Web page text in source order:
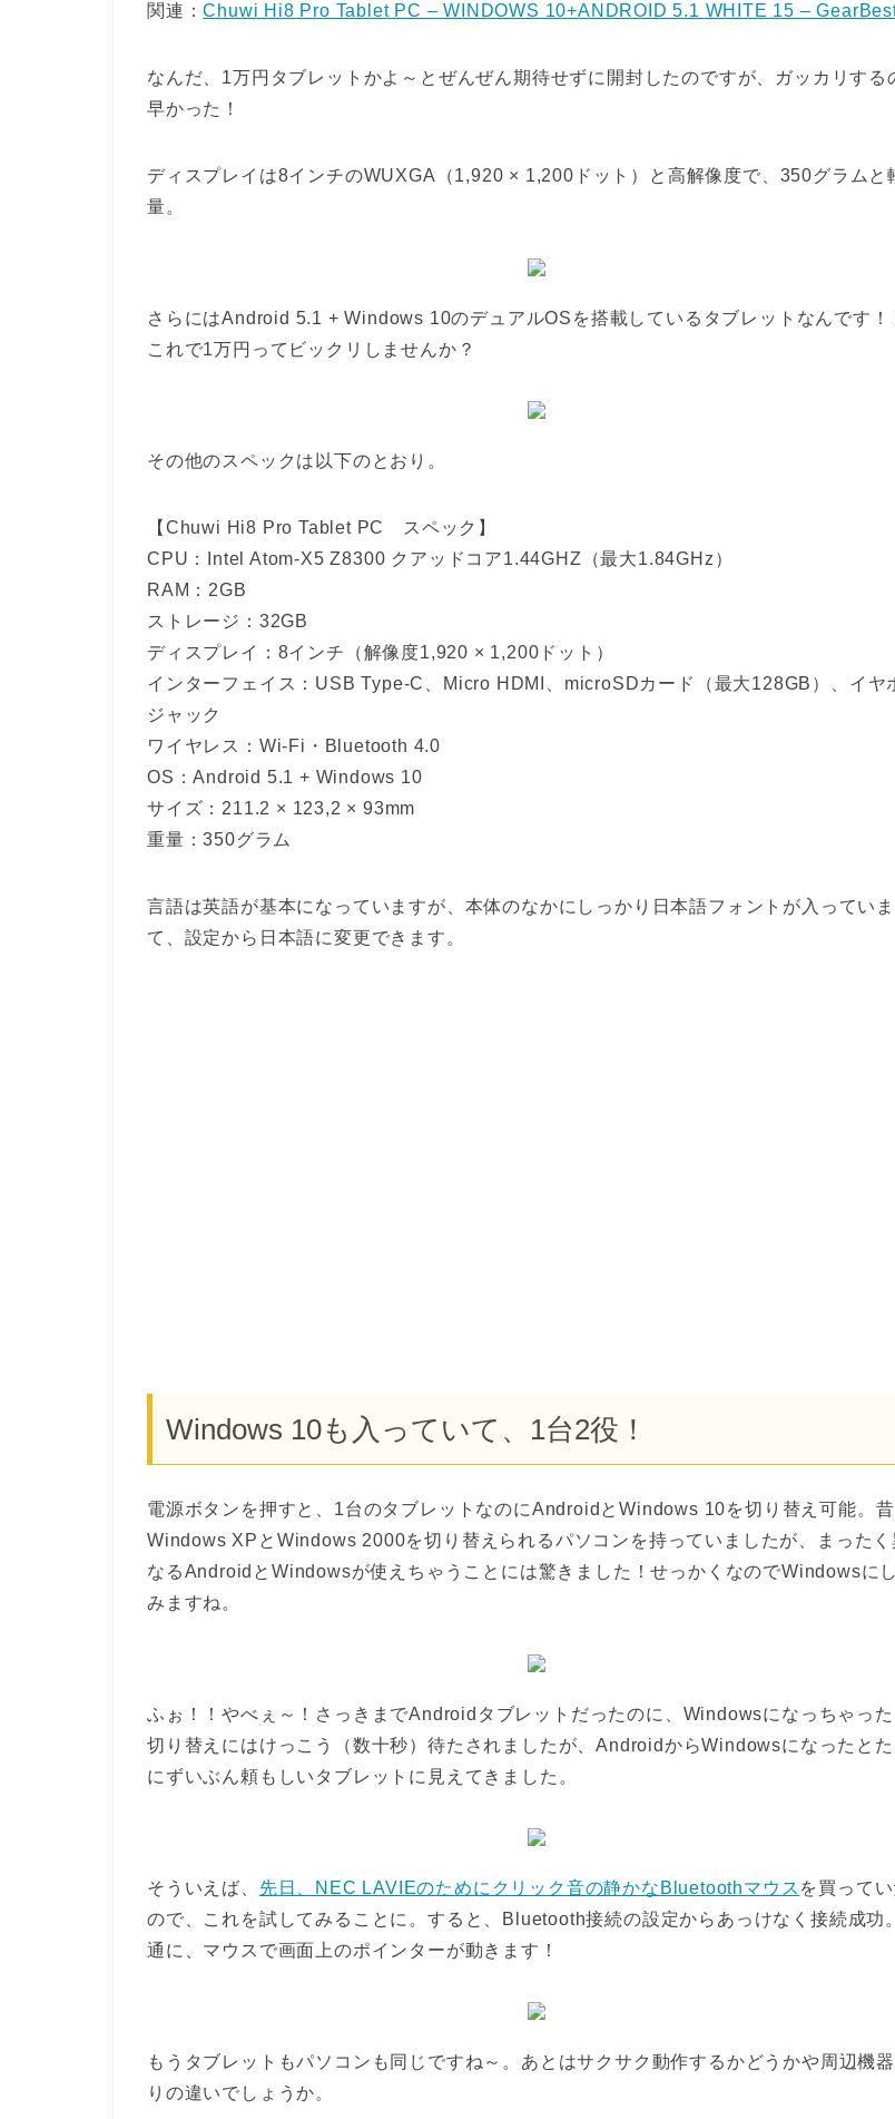
関連：Chuwi Hi8 Pro Tablet PC – WINDOWS 10+ANDROID 5.1 WHITE 15 –
なんだ、1万円タブレットかよ～とぜんぜん期待せずに開封したのですが、ガッカリする
早かった！
ディスプレイは8インチのWUXGA（1,920 × 1,200ドット）と高解像度で、350グラムと
量。
さらにはAndroid 5.1 + Windows 10のデュアルOSを搭載しているタブレットなんです！
これで1万円ってビックリしませんか？
その他のスペックは以下のとおり。
【Chuwi Hi8 Pro Tablet PC スペック】
CPU：Intel Atom-X5 Z8300 クアッドコア1.44GHZ（最大1.84GHz）
RAM：2GB
ストレージ：32GB
ディスプレイ：8インチ（解像度1,920 × 1,200ドット）
インターフェイス：USB Type-C、Micro HDMI、microSDカード（最大128GB）、イヤ
ジャック
ワイヤレス：Wi-Fi・Bluetooth 4.0
OS：Android 5.1 + Windows 10
サイズ：211.2 × 123,2 × 93mm
重量：350グラム
言語は英語が基本になっていますが、本体のなかにしっかり日本語フォントが入ってい
て、設定から日本語に変更できます。
Windows 10も入っていて、1台2役！
電源ボタンを押すと、1台のタブレットなのにAndroidとWindows 10を切り替え可能。昔
Windows XPとWindows 2000を切り替えられるパソコンを持っていましたが、まったく
なるAndroidとWindowsが使えちゃうことには驚きました！せっかくなのでWindowsに
みますね。
ふぉ！！やべぇ～！さっきまでAndroidタブレットだったのに、Windowsになっちゃった
切り替えにはけっこう（数十秒）待たされましたが、AndroidからWindowsになったとた
にずいぶん頼もしいタブレットに見えてきました。
そういえば、 先日、NEC LAVIEのためにクリック音の静かなBluetoothマウス を買ってい
ので、これを試してみることに。すると、Bluetooth接続の設定からあっけなく接続成功
通に、マウスで画面上のポインターが動きます！
もうタブレットもパソコンも同じですね～。あとはサクサク動作するかどうかや周辺機器
りの違いでしょうか。